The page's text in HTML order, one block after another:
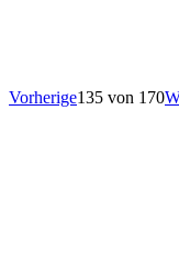
Vorherige135 von 170